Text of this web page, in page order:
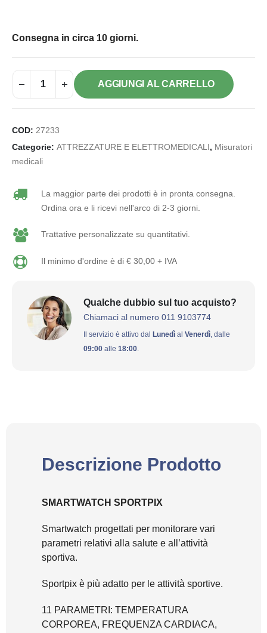
Consegna in circa 10 giorni.
AGGIUNGI AL CARRELLO
COD: 27233
Categorie: ATTREZZATURE E ELETTROMEDICALI , Misuratori
medicali
La maggior parte dei prodotti è in pronta consegna.
Ordina ora e li ricevi nell'arco di 2-3 giorni.
Trattative personalizzate su quantitativi.
Il minimo d'ordine è di € 30,00 + IVA
Qualche dubbio sul tuo acquisto?
Chiamaci al numero 011 9103774
Il servizio è attivo dal Lunedì al Venerdì , dalle
09:00 alle 18:00
Descrizione Prodotto
SMARTWATCH SPORTPIX
Smartwatch progettati per monitorare vari
parametri relativi alla salute e all’attività
sportiva.
Sportpix è più adatto per le attività sportive.
11 PARAMETRI: TEMPERATURA
CORPOREA, FREQUENZA CARDIACA,